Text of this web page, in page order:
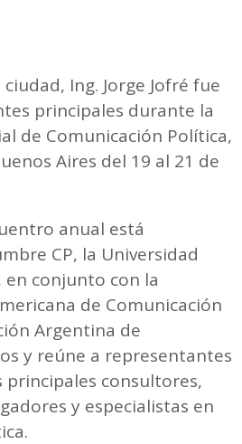
Ing. Jorge Jofré fue
principales durante la
de Comunicación Política,
Aires del 19 al 21 de
anual está
CP, la Universidad
conjunto con la
de Comunicación
Argentina de
y reúne a representantes
principales consultores,
y especialistas en